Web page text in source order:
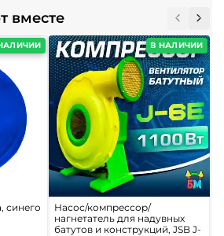
вместе
синего
В НАЛИЧИИ
Насос/компрессор/
нагнетатель для надувных
батутов и конструкций, JSB J-